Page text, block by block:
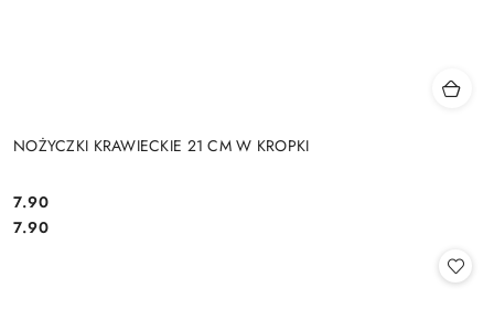
NOŻYCZKI KRAWIECKIE 21 CM W KROPKI
Cena:
7.90
Cena:
7.90